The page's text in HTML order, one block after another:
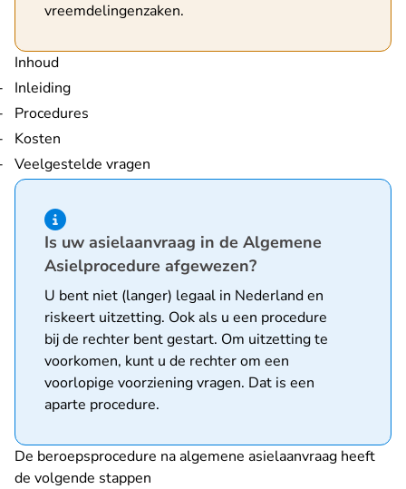
vreemdelingenzaken.
Inhoud
Inleiding
Procedures
Kosten
Veelgestelde vragen
Hint van type informatie
Is uw asielaanvraag in de Algemene
Asielprocedure afgewezen?
U bent niet (langer) legaal in Nederland en
riskeert uitzetting. Ook als u een procedure
bij de rechter bent gestart. Om uitzetting te
voorkomen, kunt u de rechter om een
voorlopige voorziening vragen. Dat is een
aparte procedure.
De beroepsprocedure na algemene asielaanvraag heeft
de volgende stappen